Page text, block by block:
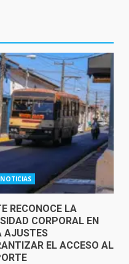
RECONOCE LA
CORPORAL EN
AJUSTES
EL ACCESO AL